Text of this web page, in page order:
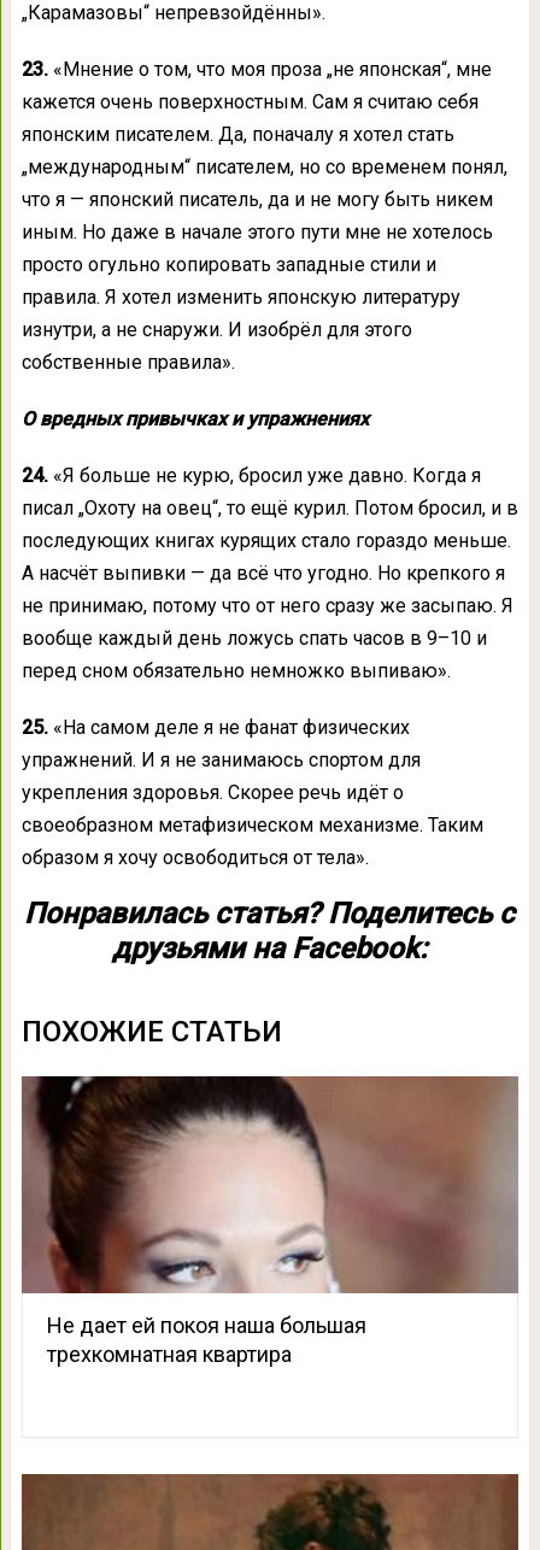
„Карамазовы“ непревзойдённы».
23.«Мнение о том, что моя проза „не японская“, мне
кажется очень поверхностным. Сам я считаю себя
японским писателем. Да, поначалу я хотел стать
„международным“ писателем, но со временем понял,
что я — японский писатель, да и не могу быть никем
иным. Но даже в начале этого пути мне не хотелось
просто огульно копировать западные стили и
правила. Я хотел изменить японскую литературу
изнутри, а не снаружи. И изобрёл для этого
собственные правила».
О вредных привычках и упражнениях
24.«Я больше не курю, бросил уже давно. Когда я
писал „Охоту на овец“, то ещё курил. Потом бросил, и в
последующих книгах курящих стало гораздо меньше.
А насчёт выпивки — да всё что угодно. Но крепкого я
не принимаю, потому что от него сразу же засыпаю. Я
вообще каждый день ложусь спать часов в 9–10 и
перед сном обязательно немножко выпиваю».
25.«На самом деле я не фанат физических
упражнений. И я не занимаюсь спортом для
укрепления здоровья. Скорее речь идёт о
своеобразном метафизическом механизме. Таким
образом я хочу освободиться от тела».
Понравилась статья? Поделитесь с
друзьями на Facebook:
ПОХОЖИЕ СТАТЬИ
Не дает ей покоя наша большая
трехкомнатная квартира